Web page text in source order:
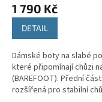
1 790 Kč
DETAIL
Dámské boty na slabé
které připomínají chůzi
(BAREFOOT). Přední
rozšířená pro stabilní